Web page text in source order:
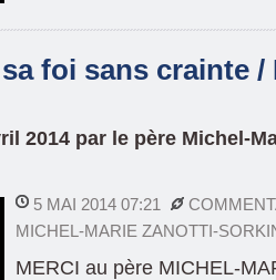
foi sans crainte /
2014 par le père Michel-
5 MAI 2014 07:21
MICHEL-MARIE ZANOTTI-
MERCI au père MICHEL-